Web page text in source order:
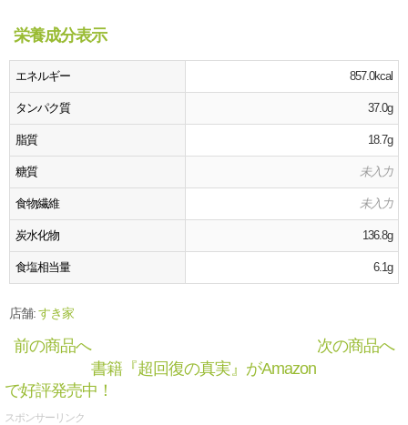
栄養成分表示
エネルギー 857.0kcal
タンパク質 37.0g
脂質 18.7g
糖質 未入力
食物繊維 未入力
炭水化物 136.8g
食塩相当量 6.1g
店舗:すき家
前の商品へ
次の商品へ
書籍『超回復の真実』がAmazon
で好評発売中！
スポンサーリンク